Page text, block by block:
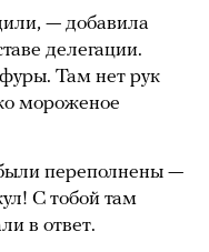
— добавила
делегации.
Там нет рук
мороженое
переполнены —
С тобой там
в ответ.